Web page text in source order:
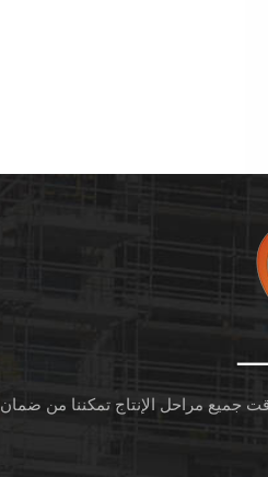
جميع مراحل الإنتاج تمكننا من ضمان